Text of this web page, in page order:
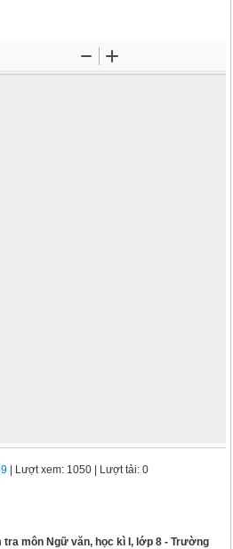
| Lượt xem: 1050 | Lượt tải: 0
tra môn Ngữ văn, học kì I, lớp 8 - Trường